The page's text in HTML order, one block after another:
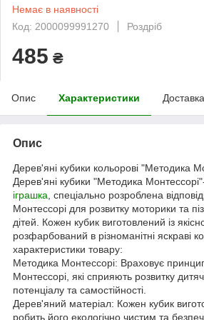
Немає в наявності
Код: 2000099991270
Роздріб
485 ₴
Опис Характеристики Доставка
Опис
Дерев'яні кубики кольорові "Методика
Дерев'яні кубики "Методика
іграшка , спеціально розроблена
Монтессорі для розвитку моторики та
дітей. Кожен кубик виготовлений із
розфарбований в різноманітні яскраві
характеристики товару:
Методика Монтессорі: Враховує
Монтессорі, які сприяють розвитку
потенціалу та самостійності.
Дерев'яний матеріал: Кожен кубик
робить його екологічно чистим та